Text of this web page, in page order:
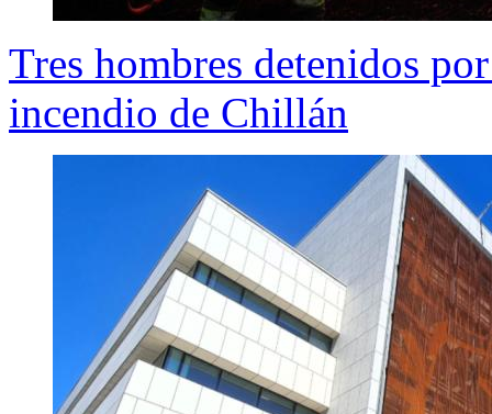
Tres hombres detenidos
incendio de Chillán